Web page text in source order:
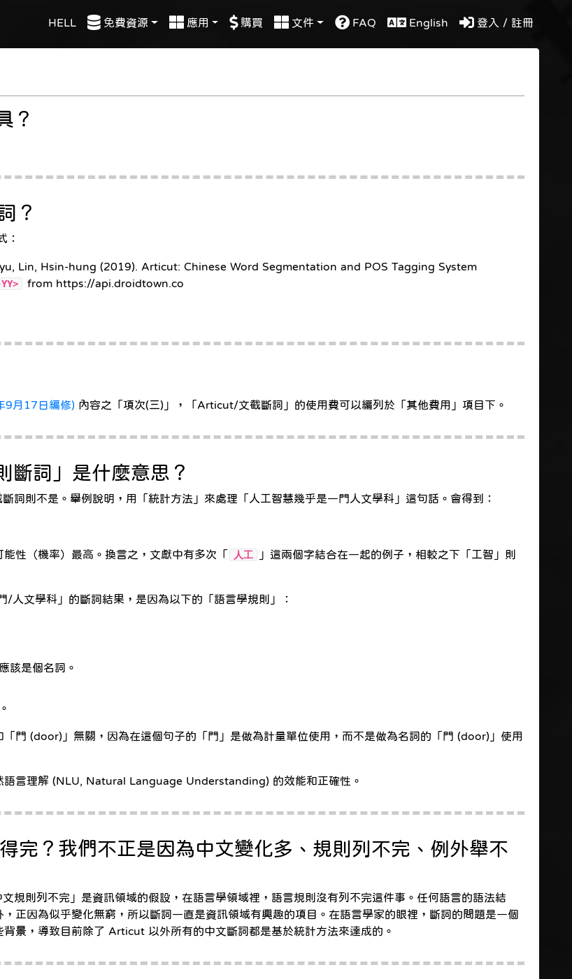
HELL 免費資源 應用 購買 文件 FAQ English 登入 / 註冊
？
？
：
Lin, Hsin-hung (2019). Articut: Chinese Word Segmentation and POS Tagging System
from https://api.droidtown.co
9月17日編修) 內容之「項次(三)」，「Articut/文截斷詞」的使用費可以編列於「其他費用」項目下。
斷詞」是什麼意思？
則不是。舉例說明，用「統計方法」來處理「人工智慧幾乎是一門人文學科」這句話。會得到：
性（機率）最高。換言之，文獻中有多次「 人工
」這兩個字結合在一起的例子，相較之下「工智」則
文學科」的斷詞結果，是因為以下的「語言學規則」：
該是個名詞。
門 (door)」無關，因為在這個句子的「門」是做為計量單位使用，而不是做為名詞的「門 (door)」使用
語言理解 (NLU, Natural Language Understanding) 的效能和正確性。
完？我們不正是因為中文變化多、規則列不完、例外舉不
規則列不完」是資訊領域的假設，在語言學領域裡，語言規則沒有列不完這件事。任何語言的語法結
正因為似乎變化無窮，所以斷詞一直是資訊領域有興趣的項目。在語言學家的眼裡，斷詞的問題是一個
景，導致目前除了 Articut 以外所有的中文斷詞都是基於統計方法來達成的。